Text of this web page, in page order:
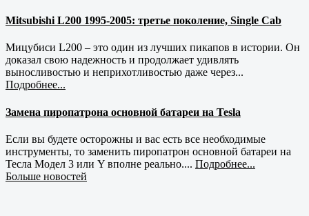
Mitsubishi L200 1995-2005: третье поколение, Single Cab
Мицубиси L200 – это один из лучших пикапов в истории. Он
доказал свою надежность и продолжает удивлять
выносливостью и неприхотливостью даже через...
Подробнее...
Замена пиропатрона основной батареи на Tesla
Если вы будете осторожны и вас есть все необходимые
инструменты, то заменить пиропатрон основной батареи на
Тесла Модел 3 или Y вполне реально.... Подробнее...
Больше новостей